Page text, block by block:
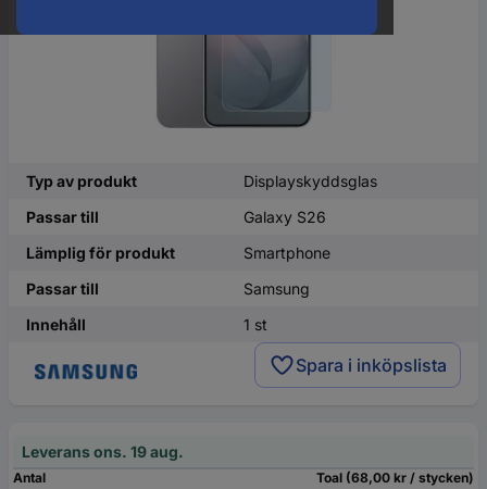
Typ av produkt
Displayskyddsglas
Passar till
Galaxy S26
Lämplig för produkt
Smartphone
Passar till
Samsung
Innehåll
1 st
Spara i inköpslista
Leverans ons. 19 aug.
Antal
Toal (68,00 kr / stycken)